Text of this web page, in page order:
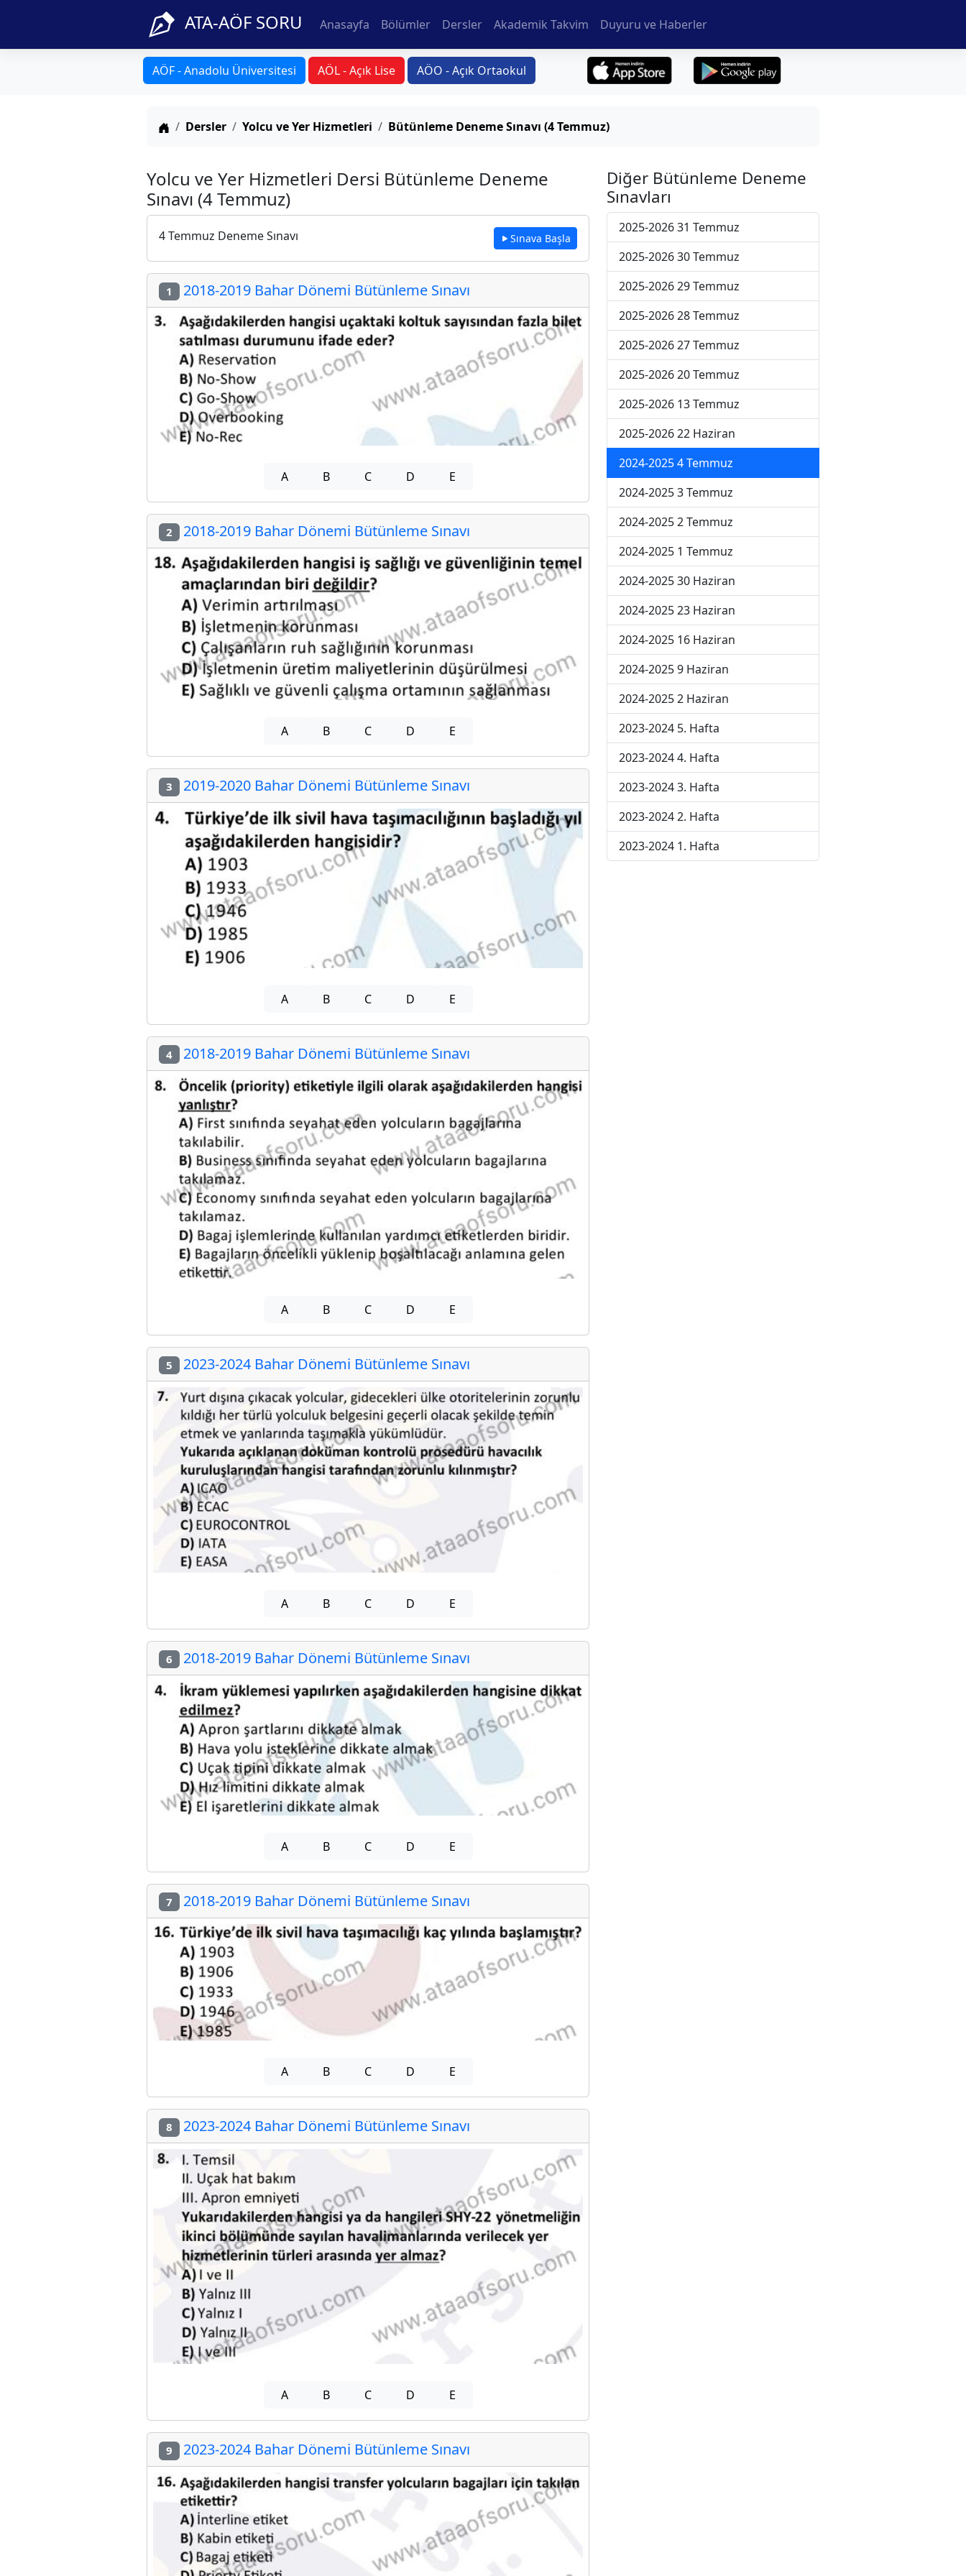
ATA-AÖF SORU Anasayfa Bölümler Dersler Akademik Takvim Duyuru ve Haberler
AÖF - Anadolu Üniversitesi AÖL - Açık Lise AÖO - Açık Ortaokul
Anasayfa
Dersler Yolcu ve Yer Hizmetleri Bütünleme Deneme Sınavı (4 Temmuz)
Yolcu ve Yer Hizmetleri Dersi Bütünleme Deneme
Sınavı (4 Temmuz)
4 Temmuz Deneme Sınavı Sınava Başla
1 2018-2019 Bahar Dönemi Bütünleme Sınavı
A B C D E
2 2018-2019 Bahar Dönemi Bütünleme Sınavı
A B C D E
3 2019-2020 Bahar Dönemi Bütünleme Sınavı
A B C D E
4 2018-2019 Bahar Dönemi Bütünleme Sınavı
A B C D E
5 2023-2024 Bahar Dönemi Bütünleme Sınavı
A B C D E
6 2018-2019 Bahar Dönemi Bütünleme Sınavı
A B C D E
7 2018-2019 Bahar Dönemi Bütünleme Sınavı
A B C D E
8 2023-2024 Bahar Dönemi Bütünleme Sınavı
A B C D E
9 2023-2024 Bahar Dönemi Bütünleme Sınavı
Diğer Bütünleme Deneme
Sınavları
2025-2026 31 Temmuz
2025-2026 30 Temmuz
2025-2026 29 Temmuz
2025-2026 28 Temmuz
2025-2026 27 Temmuz
2025-2026 20 Temmuz
2025-2026 13 Temmuz
2025-2026 22 Haziran
2024-2025 4 Temmuz
2024-2025 3 Temmuz
2024-2025 2 Temmuz
2024-2025 1 Temmuz
2024-2025 30 Haziran
2024-2025 23 Haziran
2024-2025 16 Haziran
2024-2025 9 Haziran
2024-2025 2 Haziran
2023-2024 5. Hafta
2023-2024 4. Hafta
2023-2024 3. Hafta
2023-2024 2. Hafta
2023-2024 1. Hafta